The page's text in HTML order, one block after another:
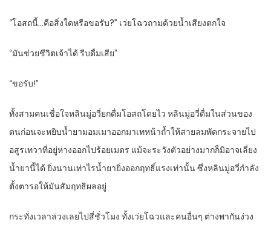
“โอสถนี้…คือสิ่งใดหรือขอรับ?” เว่ยโฉวถามด้วยน้ำเสียงตกใจ
“มันช่วยชีวิตเจ้าได้ รีบดื่มเสีย”
“ขอรับ!”
ทั้งสามคนเชื่อใจหลินมู่อวี่ยกดื่มโอสถโดยไว หลินมู่อวี่ดื่มในส่วนของ
ตนก่อนจะหยิบน้ำยามอมเมาออกมาเทหน้าถ้ำให้สายลมพัดกระจายไป
อสูรเทวาที่อยู่ห่างออกไปร้อยเมตร แม้จะระวังตัวอย่างมากก็มิอาจเลี่ยง
น้ำยานี้ได้ ยิ่งนานเท่าไรน้ำยายิ่งออกฤทธิ์แรงเท่านั้น ซึ่งหลินมู่อวี่กำลัง
ตั้งตารอให้มันสัมฤทธิผลอยู่
กระทั่งเวลาล่วงเลยไปสี่ชั่วโมง ทั้งเว่ยโฉวและคนอื่นๆ ต่างพากันง่วง